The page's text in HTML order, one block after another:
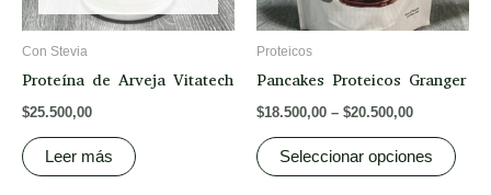
Con Stevia
Proteína de Arveja Vitatech
$25.500,00
Leer más
Proteicos
Pancakes Proteicos Granger
$18.500,00 – $20.500,00
Seleccionar opciones
may